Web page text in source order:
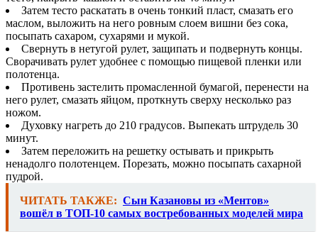
Затем тесто раскатать в очень тонкий пласт, смазать его
маслом, выложить на него ровным слоем вишни без сока,
посыпать сахаром, сухарями и мукой.
Свернуть в нетугой рулет, защипать и подвернуть концы.
Сворачивать рулет удобнее с помощью пищевой пленки или
полотенца.
Противень застелить промасленной бумагой, перенести на
него рулет, смазать яйцом, проткнуть сверху несколько раз
ножом.
Духовку нагреть до 210 градусов. Выпекать штрудель 30
минут.
Затем переложить на решетку остывать и прикрыть
ненадолго полотенцем. Порезать, можно посыпать сахарной
пудрой.
ЧИТАТЬ ТАКЖЕ: Сын Казановы из «Ментов»
вошёл в ТОП-10 самых востребованных моделей мира